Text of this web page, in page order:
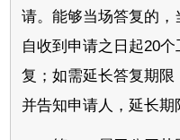
请。能够当场答复的，
自收到申请之日起20
复；如需延长答复期
并告知申请人，延长期